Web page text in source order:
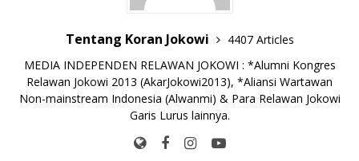
Tentang Koran Jokowi
4407 Articles
MEDIA INDEPENDEN RELAWAN JOKOWI : *Alumni Kongres
Relawan Jokowi 2013 (AkarJokowi2013), *Aliansi Wartawan
Non-mainstream Indonesia (Alwanmi) & Para Relawan Jokowi
Garis Lurus lainnya.